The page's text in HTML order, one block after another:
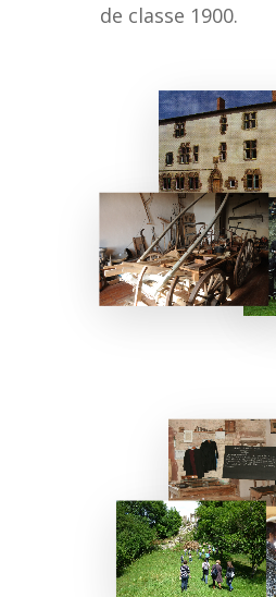
de classe 1900.